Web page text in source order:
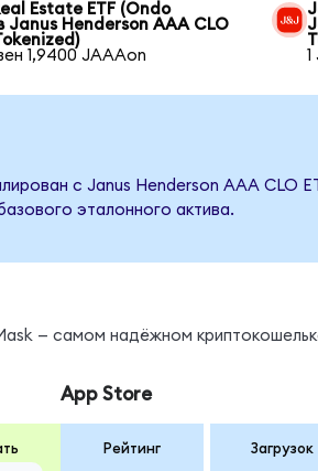
Estate ETF (Ondo
Janus Henderson AAA CLO
1,9400 JAAAon
с Janus Henderson AAA CLO
эталонного актива.
— самом надёжном
App Store
Рейтинг Загрузок